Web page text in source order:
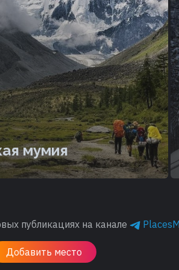
мумия
публикациях на канале
Добавить место